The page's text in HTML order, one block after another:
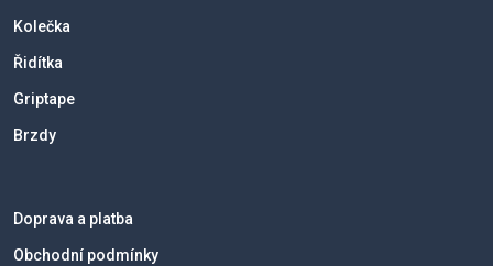
Kolečka
Řidítka
Griptape
Brzdy
Doprava a platba
Obchodní podmínky